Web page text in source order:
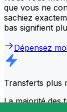
que vous ne
sachiez
bas signifient
Dépensez
Transferts plus
La majorité des